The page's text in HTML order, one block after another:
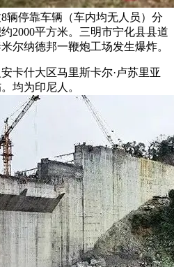
辆停靠车辆（车内均无人员）分
2000平方米。三明市宁化县县道
尔纳德邦一鞭炮工场发生爆炸。
什大区马里斯卡尔·卢苏里亚
均为印尼人。